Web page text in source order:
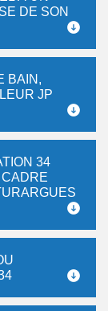
DE SON
BAIN,
JP
34